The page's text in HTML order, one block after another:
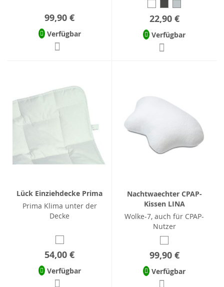
99,90 €
Verfügbar
22,90 €
Verfügbar
Lück Einziehdecke Prima
Prima Klima unter der
Decke
54,00 €
Verfügbar
Nachtwaechter CPAP-
Kissen LINA
Wolke-7, auch für CPAP-
Nutzer
99,90 €
Verfügbar